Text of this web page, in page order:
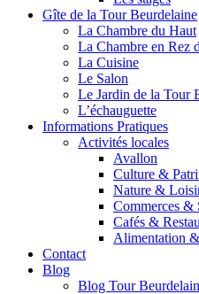
Gîte de la Tour Beurdelaine
La Chambre du Haut
La Chambre en Rez
La Cuisine
Le Salon
Le Jardin de la Tour
L’échauguette
Informations Pratiques
Activités locales
Avallon
Culture &
Nature &
Commerces &
Cafés &
Alimentation
Contact
Blog
Blog Tour